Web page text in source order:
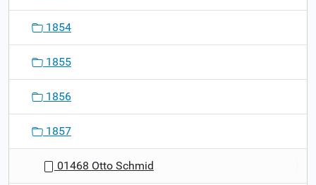
1854
1855
1856
1857
01468 Otto Schmid